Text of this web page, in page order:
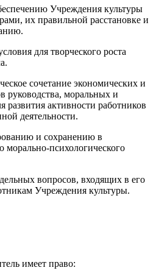
Учреждения культуры
их правильной расстановке и
для творческого роста
сочетание экономических и
руководства, моральных и
развития активности работников
деятельности.
и сохранению в
морально-психологического
вопросов, входящих в его
Учреждения культуры.
имеет право: